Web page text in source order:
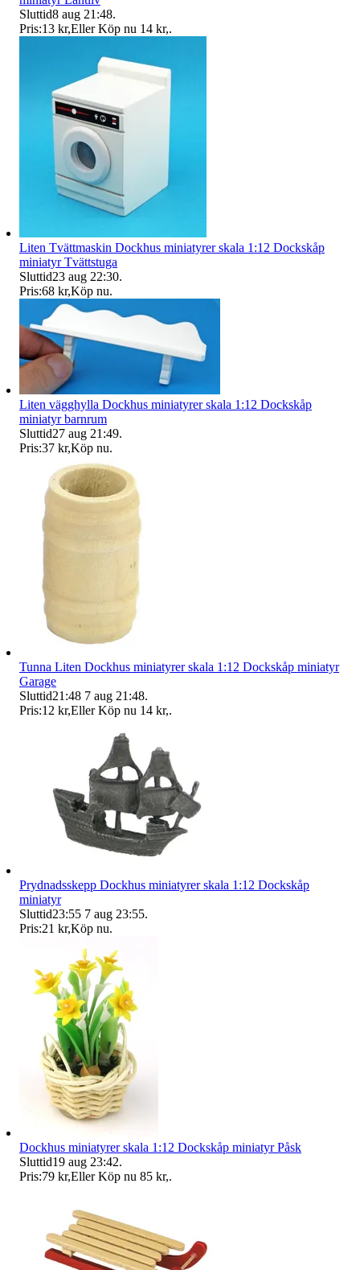
Sluttid8 aug 21:48.
Pris:13 kr,Eller Köp nu 14 kr,.
Liten Tvättmaskin Dockhus miniatyrer skala 1:12 Dockskåp
miniatyr Tvättstuga
Sluttid23 aug 22:30.
Pris:68 kr,Köp nu.
Liten vägghylla Dockhus miniatyrer skala 1:12 Dockskåp
miniatyr barnrum
Sluttid27 aug 21:49.
Pris:37 kr,Köp nu.
Tunna Liten Dockhus miniatyrer skala 1:12 Dockskåp miniatyr
Garage
Sluttid21:48 7 aug 21:48.
Pris:12 kr,Eller Köp nu 14 kr,.
Prydnadsskepp Dockhus miniatyrer skala 1:12 Dockskåp
miniatyr
Sluttid23:55 7 aug 23:55.
Pris:21 kr,Köp nu.
Dockhus miniatyrer skala 1:12 Dockskåp miniatyr Påsk
Sluttid19 aug 23:42.
Pris:79 kr,Eller Köp nu 85 kr,.